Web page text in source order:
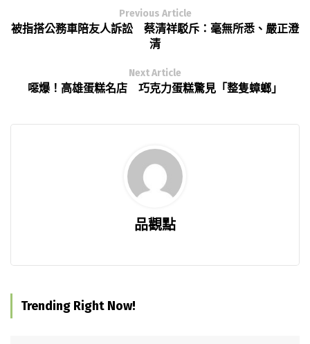
Previous Article
被指搭公務車陪友人訴訟 蔡清祥駁斥：毫無所悉、嚴正澄
清
Next Article
噁爆！高雄蛋糕名店 巧克力蛋糕驚見「整隻蟑螂」
品觀點
Trending Right Now!